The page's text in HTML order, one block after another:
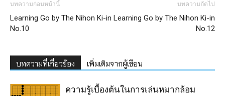
บทความก่อนหน้านี้
Learning Go by The Nihon Ki-in
No.10
บทความถัดไป
Learning Go by The Nihon Ki-in
No.12
บทความที่เกี่ยวข้อง เพิ่มเติมจากผู้เขียน
ความรู้เบื้องต้นในการเล่นหมากล้อม